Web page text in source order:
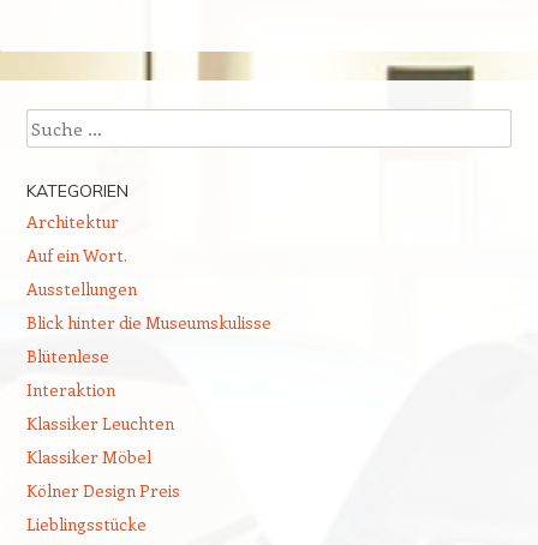
Suchen
KATEGORIEN
Architektur
Auf ein Wort.
Ausstellungen
Blick hinter die Museumskulisse
Blütenlese
Interaktion
Klassiker Leuchten
Klassiker Möbel
Kölner Design Preis
Lieblingsstücke